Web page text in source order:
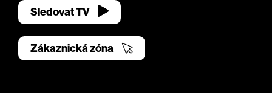
Sledovat TV
Zákaznická zóna